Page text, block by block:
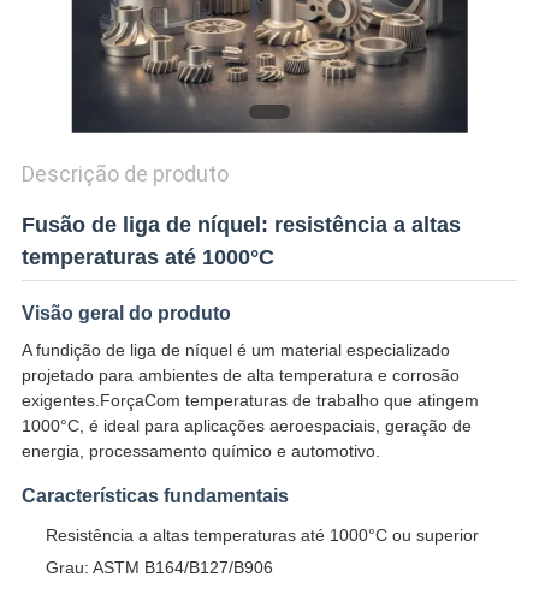
CITAÇÕES
SITEMAP
POLÍTICA
DE
PRIVACIDADE
Descrição de produto
Fusão de liga de níquel: resistência a altas
temperaturas até 1000°C
Visão geral do produto
A fundição de liga de níquel é um material especializado
projetado para ambientes de alta temperatura e corrosão
exigentes.ForçaCom temperaturas de trabalho que atingem
1000°C, é ideal para aplicações aeroespaciais, geração de
energia, processamento químico e automotivo.
Características fundamentais
Resistência a altas temperaturas até 1000°C ou superior
Grau: ASTM B164/B127/B906